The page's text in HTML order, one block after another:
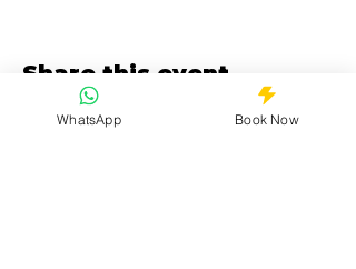
Share this event
WhatsApp Book Now